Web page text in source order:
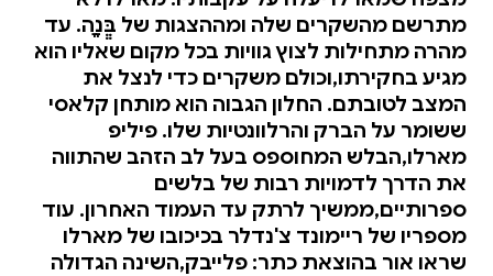
מתרשם מהשקרים שלה ומההצגות של בְְּנָָה. עד
מהרה מתחילות לצוץ גוויות בכל מקום שאליו הוא
מגיע בחקירתו,וכולם משקרים כדי לנצל את
המצב לטובתם. החלון הגבוה הוא מותחן קלאסי
ששומר על הברק והרלוונטיות שלו. פיליפ
מארלו,הבלש המחוספס בעל לב הזהב שהתווה
את הדרך לדמויות רבות של בלשים
ספרותיים,ממשיך לרתק עד העמוד האחרון. עוד
מספריו של ריימונד צ'נדלר בכיכובו של מארלו
שראו אור בהוצאת כתר: פלייבק,השינה הגדולה